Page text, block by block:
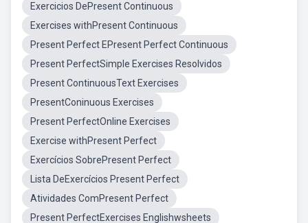
Exercicios DePresent Continuous
Exercises withPresent Continuous
Present Perfect EPresent Perfect Continuous
Present PerfectSimple Exercises Resolvidos
Present ContinuousText Exercises
PresentConinuous Exercises
Present PerfectOnline Exercises
Exercise withPresent Perfect
Exercícios SobrePresent Perfect
Lista DeExercícios Present Perfect
Atividades ComPresent Perfect
Present PerfectExercises Englishwsheets